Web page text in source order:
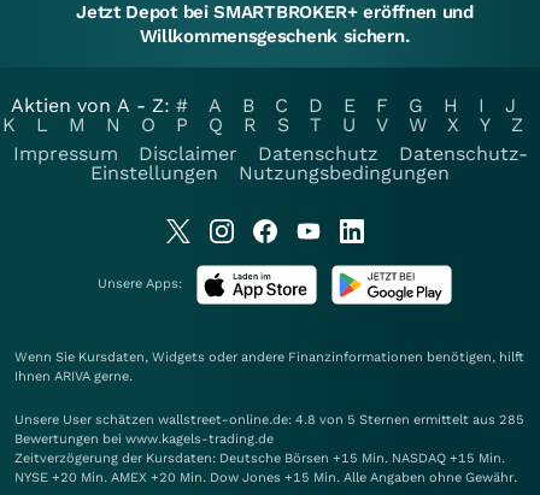
Jetzt Depot bei SMARTBROKER+ eröffnen und
Willkommensgeschenk sichern.
Aktien von A - Z: # A B C D E F G H I
J
K
L M N O P Q R S T U V W X Y
Z
Impressum
Disclaimer Datenschutz
Datenschutz-
Einstellungen
Nutzungsbedingungen
Unsere Apps:
Wenn Sie Kursdaten, Widgets oder andere Finanzinformationen benötigen, hilft
Ihnen ARIVA gerne.
Unsere User schätzen wallstreet-online.de: 4.8 von 5 Sternen ermittelt aus 285
Bewertungen bei www.kagels-trading.de
Zeitverzögerung der Kursdaten: Deutsche Börsen +15 Min. NASDAQ +15 Min.
NYSE +20 Min. AMEX +20 Min. Dow Jones +15 Min. Alle Angaben ohne Gewähr.